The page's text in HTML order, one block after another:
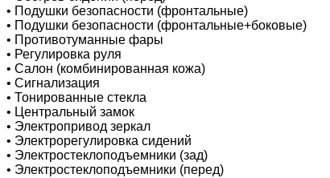
• Подушки безопасности (фронтальные)
• Подушки безопасности (фронтальные+боковые)
• Противотуманные фары
• Регулировка руля
• Салон (комбинированная кожа)
• Сигнализация
• Тонированные стекла
• Центральный замок
• Электропривод зеркал
• Электрорегулировка сидений
• Электростеклоподъемники (зад)
• Электростеклоподъемники (перед)